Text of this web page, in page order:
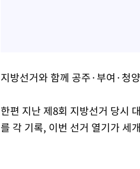
지방선거와 함께 공주·부여·청
한편 지난 제8회 지방선거 당시
를 각 기록, 이번 선거 열기가 세